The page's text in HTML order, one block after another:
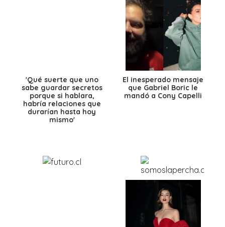
'Qué suerte que uno
sabe guardar secretos
porque si hablara,
habría relaciones que
durarían hasta hoy
mismo'
El inesperado mensaje
que Gabriel Boric le
mandó a Cony Capelli